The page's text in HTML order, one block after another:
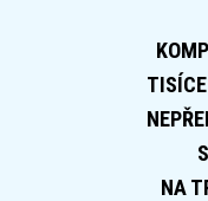
NA